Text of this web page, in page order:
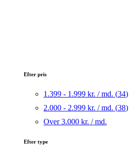
Efter pris
1.399 - 1.999 kr. / md. (34)
2.000 - 2.999 kr. / md. (38)
Over 3.000 kr. / md.
Efter type